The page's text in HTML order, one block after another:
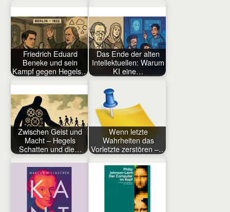
Friedrich Eduard
Beneke und sein
Kampf gegen Hegels…
Das Ende der alten
Intellektuellen: Warum
KI eine…
Zwischen Geist und
Macht – Hegels
Schatten und die…
Wenn letzte
Wahrheiten das
Vorletzte zerstören –…